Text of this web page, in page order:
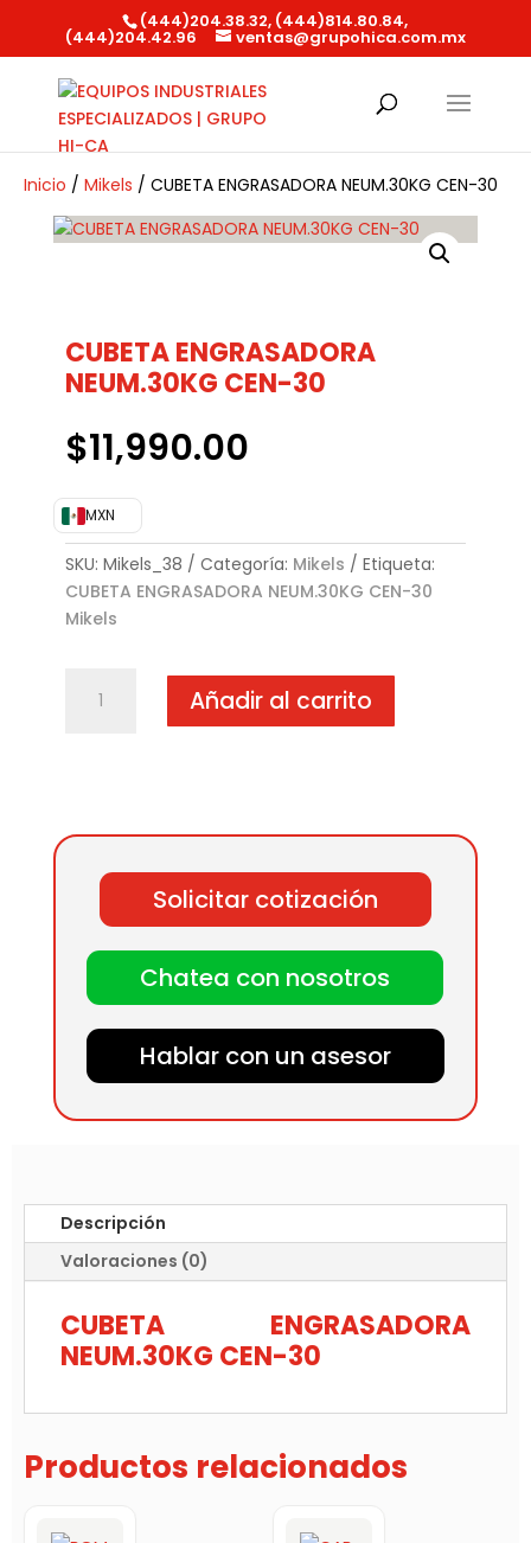
(444)204.38.32, (444)814.80.84,
(444)204.42.96 ventas@grupohica.com.mx
Inicio / Mikels / CUBETA ENGRASADORA NEUM.30KG CEN-30
CUBETA ENGRASADORA
NEUM.30KG CEN-30
$11,990.00
MXN
SKU: Mikels_38 Categoría: Mikels
Etiqueta:
CUBETA ENGRASADORA NEUM.30KG CEN-30
Mikels
ENGRASADORA
Añadir al carrito
Solicitar cotización
Chatea con nosotros
Hablar con un asesor
Descripción
Valoraciones (0)
CUBETA ENGRASADORA
NEUM.30KG CEN-30
Productos relacionados